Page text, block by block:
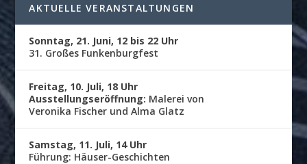
AKTUELLE VERANSTALTUNGEN
Sonntag, 21. Juni, 12 bis 22 Uhr
31. Großes Funkenburgfest
Freitag, 10. Juli, 18 Uhr
Ausstellungseröffnung: Malerei von
Veronika Fischer und Alma Glatz
Samstag, 11. Juli, 14 Uhr
Führung: Häuser-Geschichten